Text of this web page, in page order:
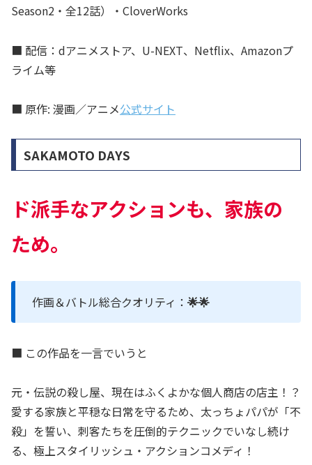
Season2・全12話）・CloverWorks
■ 配信：dアニメストア、U-NEXT、Netflix、Amazonプ
ライム等
■ 原作: 漫画／アニメ公式サイト
SAKAMOTO DAYS
ド派手なアクションも、家族の
ため。
作画＆バトル総合クオリティ： 🌟🌟
■ この作品を一言でいうと
元・伝説の殺し屋、現在はふくよかな個人商店の店主！？
愛する家族と平穏な日常を守るため、太っちょパパが「不
殺」を誓い、刺客たちを圧倒的テクニックでいなし続け
る、極上スタイリッシュ・アクションコメディ！